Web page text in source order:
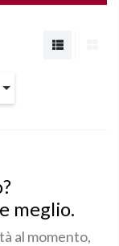
meglio.
al momento,